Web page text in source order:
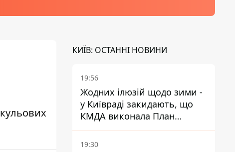
КИЇВ: ОСТАННІ НОВИНИ
19:56
Жодних ілюзій щодо зими -
у Київраді закидають, що
КМДА виконала План
стійкості на 20%
19:30